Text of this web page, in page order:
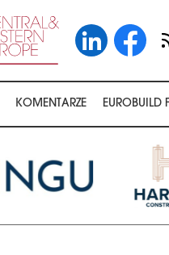
KOMENTARZE EUROBUILD